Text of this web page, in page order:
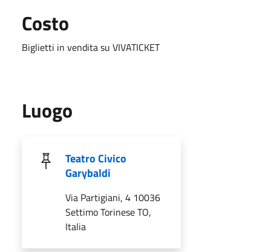
Costo
Biglietti in vendita su VIVATICKET
Luogo
Teatro Civico
Garybaldi
Via Partigiani, 4 10036
Settimo Torinese TO,
Italia